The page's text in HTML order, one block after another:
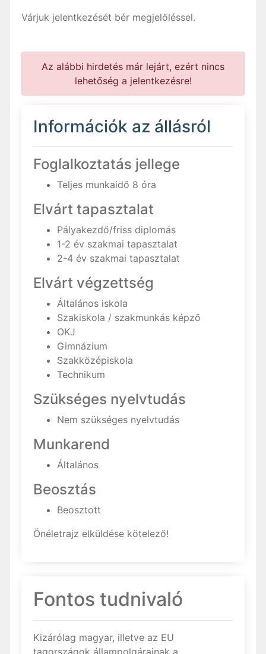
Várjuk jelentkezését bér megjelőléssel.
Az alábbi hirdetés már lejárt, ezért nincs
lehetőség a jelentkezésre!
Információk az állásról
Foglalkoztatás jellege
Teljes munkaidő 8 óra
Elvárt tapasztalat
Pályakezdő/friss diplomás
1-2 év szakmai tapasztalat
2-4 év szakmai tapasztalat
Elvárt végzettség
Általános iskola
Szakiskola / szakmunkás képző
OKJ
Gimnázium
Szakközépiskola
Technikum
Szükséges nyelvtudás
Nem szükséges nyelvtudás
Munkarend
Általános
Beosztás
Beosztott
Önéletrajz elküldése kötelező!
Fontos tudnivaló
Kizárólag magyar, illetve az EU
tagországok állampolgárainak a